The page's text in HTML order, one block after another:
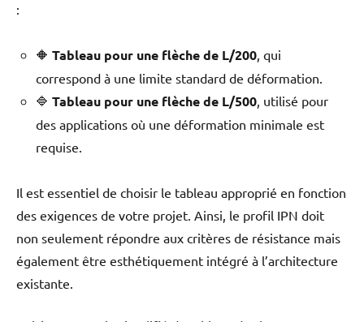
:
🔶 Tableau pour une flèche de L/200, qui
correspond à une limite standard de déformation.
🔷 Tableau pour une flèche de L/500, utilisé pour
des applications où une déformation minimale est
requise.
Il est essentiel de choisir le tableau approprié en fonction
des exigences de votre projet. Ainsi, le profil IPN doit
non seulement répondre aux critères de résistance mais
également être esthétiquement intégré à l’architecture
existante.